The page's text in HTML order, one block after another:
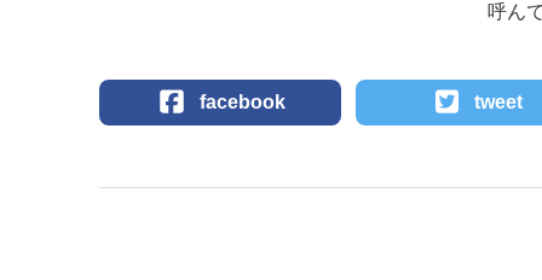
呼ん
facebook tweet